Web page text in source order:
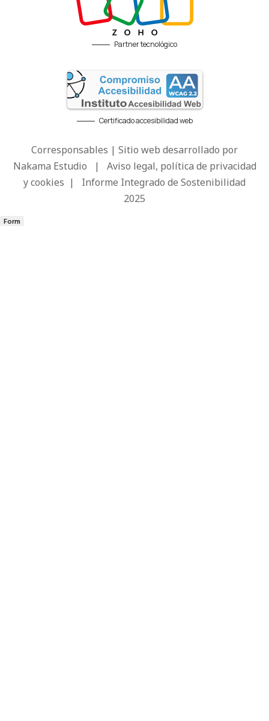
Partner tecnológico
Certificado accesibilidad web
Corresponsables | Sitio web desarrollado por
Nakama Estudio | Aviso legal, política de privacidad
y cookies | Informe Integrado de Sostenibilidad
2025
Form